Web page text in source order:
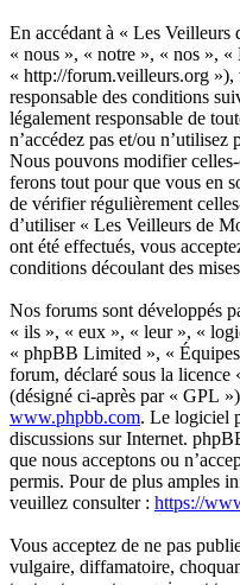
En accédant à « Les Veilleurs
« nous », « notre », « nos »,
« http://forum.veilleurs.org »),
responsable des conditions
légalement responsable de
n’accédez pas et/ou
Nous pouvons modifier
ferons tout pour que vous en
de vérifier régulièrement
d’utiliser « Les Veilleurs de
ont été effectués, vous
conditions découlant des
Nos forums sont développés
« ils », « eux », « leur », «
« phpBB Limited », «
forum, déclaré sous la licence
(désigné ci-après par « GPL
www.phpbb.com. Le logiciel
discussions sur Internet.
que nous acceptons ou
permis. Pour de plus amples
veuillez consulter : https://
Vous acceptez de ne pas
vulgaire, diffamatoire,